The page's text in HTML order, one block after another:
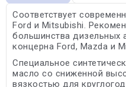
Соответствует
Ford и Mitsubishi.
большинства дизельных
концерна Ford, Mazda и
Специальное
масло со сниженной
вязкостью для